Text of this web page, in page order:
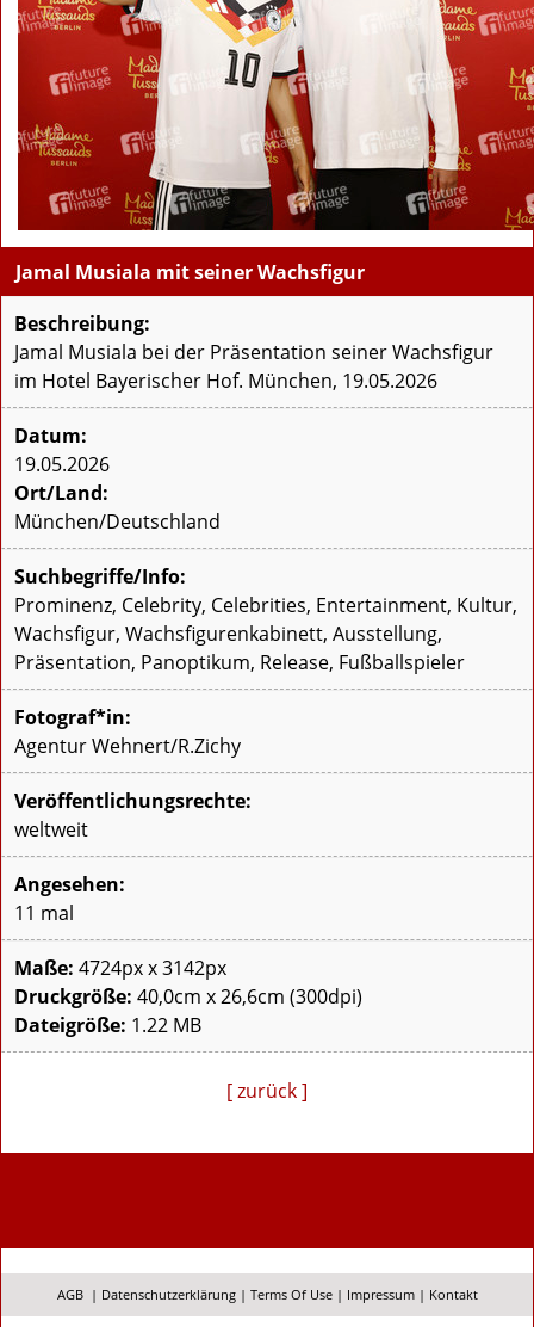
Jamal Musiala mit seiner Wachsfigur
Beschreibung:
Jamal Musiala bei der Präsentation seiner Wachsfigur
im Hotel Bayerischer Hof. München, 19.05.2026
Datum:
19.05.2026
Ort/Land:
München/Deutschland
Suchbegriffe/Info:
Prominenz, Celebrity, Celebrities, Entertainment, Kultur,
Wachsfigur, Wachsfigurenkabinett, Ausstellung,
Präsentation, Panoptikum, Release, Fußballspieler
Fotograf*in:
Agentur Wehnert/R.Zichy
Veröffentlichungsrechte:
weltweit
Angesehen:
11 mal
Maße: 4724px x 3142px
Druckgröße: 40,0cm x 26,6cm (300dpi)
Dateigröße: 1.22 MB
[ zurück ]
AGB | Datenschutzerklärung| Terms Of Use| Impressum| Kontakt